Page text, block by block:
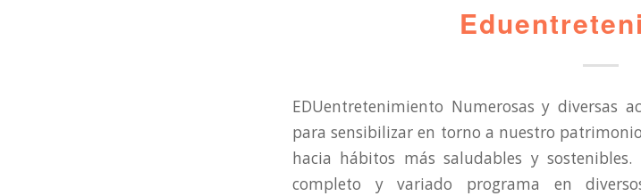
EDUentretenimiento Numerosas y diversas
para sensibilizar en torno a nuestro
hacia hábitos más saludables y
completo y variado programa en